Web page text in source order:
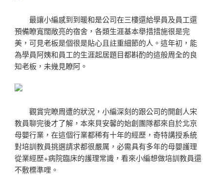
最讓小編感到到暖和是公司在三樓還給學員及員工還
預備瞭寬闊敞亮的宿舍， 各類生涯基本舉措措施很是完
美， 可見老板是個很是貼心且註重細節的人。這年初，能
為學員阿姨和員工的生涯起居題目都斟酌的這般周全的良
知老板，未幾見瞭阿。
觀賞完瞭周遭的狀況，小編深刻的跟公司的開創人宋
教員聊完後才了解，本來貝安馨的始創團隊都來自於北京
母嬰行業，在這個行業都稀有十年的經歷，奇特講授系統
對培訓教員挑選請求都很嚴厲，必需具有多年的母嬰護理
從業經歷+病院臨床的護理常識，看來小編想做培訓教員還
不敷標準哩。